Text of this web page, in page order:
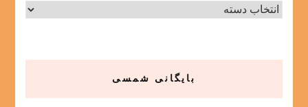
دسته‌ها
بایگانی شمسی